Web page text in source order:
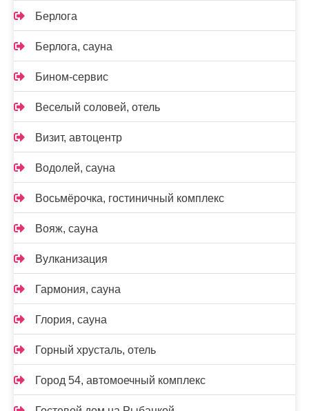
Берлога
Берлога, сауна
Бином-сервис
Веселый соловей, отель
Визит, автоцентр
Водолей, сауна
Восьмёрочка, гостиничный комплекс
Вояж, сауна
Вулканизация
Гармония, сауна
Глория, сауна
Горный хрусталь, отель
Город 54, автомоечный комплекс